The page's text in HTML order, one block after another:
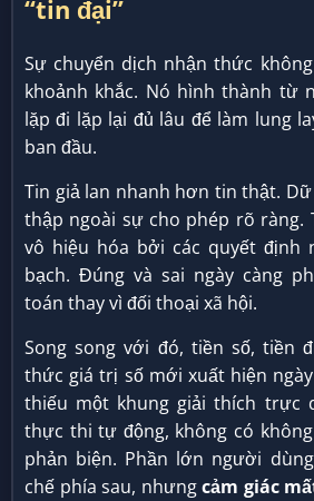
“tin đại”
Sự chuyển dịch nhận thức
khoảnh khắc. Nó hình thành từ
lặp đi lặp lại đủ lâu để làm lung
ban đầu.
Tin giả lan nhanh hơn tin thật.
thập ngoài sự cho phép rõ ràng.
vô hiệu hóa bởi các quyết định
bạch. Đúng và sai ngày càng
toán thay vì đối thoại xã hội.
Song song với đó, tiền số, tiền
thức giá trị số mới xuất hiện
thiếu một khung giải thích trực
thực thi tự động, không có
phản biện. Phần lớn người
chế phía sau, nhưngcảm giác